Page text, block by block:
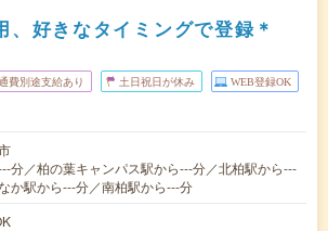
、好きなタイミングで登録＊
費別途支給あり 土日祝日が休み WEB登録OK
分／柏の葉キャンパス駅から---分／北柏駅から---
か駅から---分／南柏駅から---分